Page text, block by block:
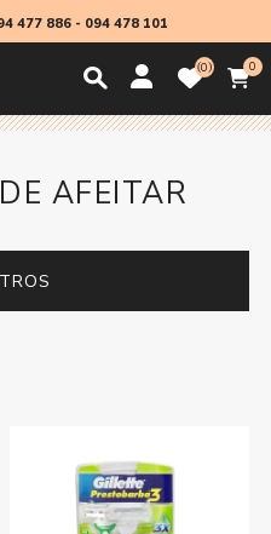
477 886- 094 478 101
0 0
AFEITAR